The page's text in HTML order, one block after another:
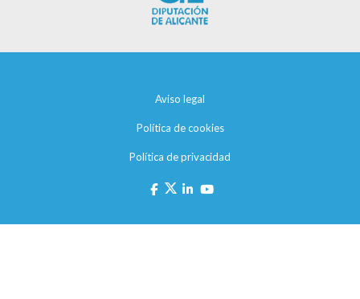
Aviso legal
Política de cookies
Política de privacidad